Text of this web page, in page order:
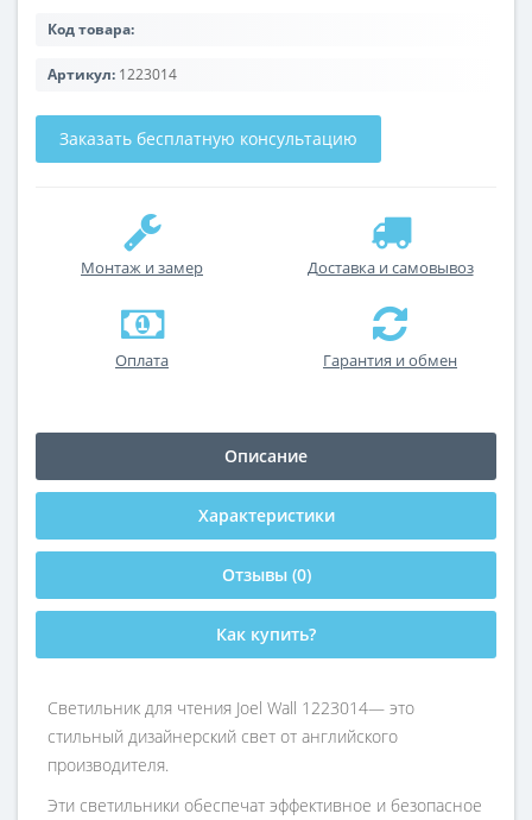
Код товара:
Артикул: 1223014
Заказать бесплатную консультацию
Монтаж и замер Доставка и самовывоз
Оплата Гарантия и обмен
Описание
Характеристики
Отзывы (0)
Как купить?
Светильник для чтения Joel Wall 1223014— это
стильный дизайнерский свет от английского
производителя.
Эти светильники обеспечат эффективное и безопасное